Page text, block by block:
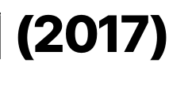
(2017)